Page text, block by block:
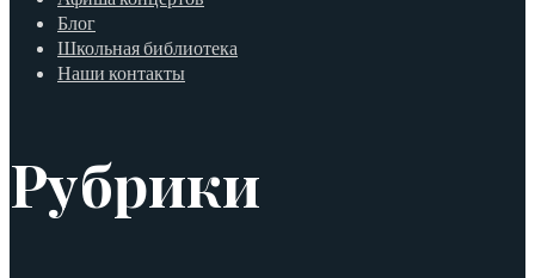
Блог
Школьная библиотека
Наши контакты
Рубрики